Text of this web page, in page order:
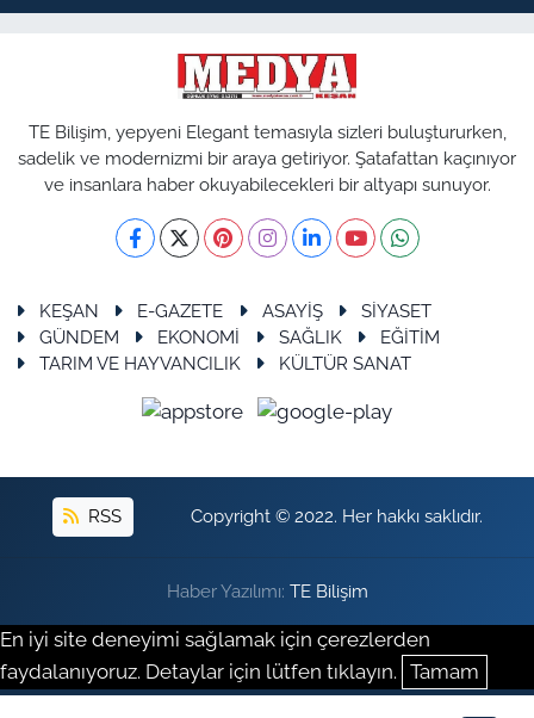
TE Bilişim, yepyeni Elegant temasıyla sizleri buluştururken,
sadelik ve modernizmi bir araya getiriyor. Şatafattan kaçınıyor
ve insanlara haber okuyabilecekleri bir altyapı sunuyor.
KEŞAN E-GAZETE ASAYİŞ
SİYASET
GÜNDEM
EKONOMİ SAĞLIK
EĞİTİM
TARIM VE HAYVANCILIK
KÜLTÜR SANAT
RSS Copyright © 2022. Her hakkı saklıdır.
Haber Yazılımı: TE Bilişim
En iyi site deneyimi sağlamak için çerezlerden
faydalanıyoruz. Detaylar için lütfen tıklayın. Tamam